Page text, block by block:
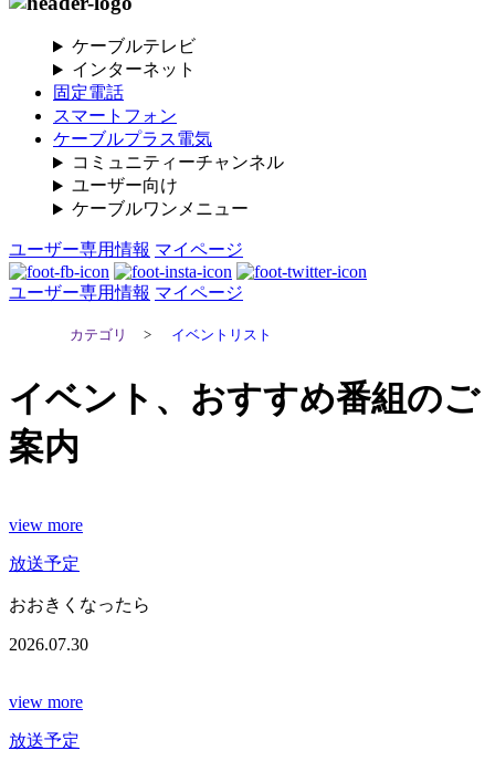
ケーブルテレビ
インターネット
固定電話
スマートフォン
ケーブルプラス電気
コミュニティーチャンネル
ユーザー向け
ケーブルワンメニュー
ユーザー専用情報 マイページ
ユーザー専用情報 マイページ
カテゴリ > イベントリスト
イベント、おすすめ番組のご
案内
view more
放送予定
おおきくなったら
2026.07.30
view more
放送予定